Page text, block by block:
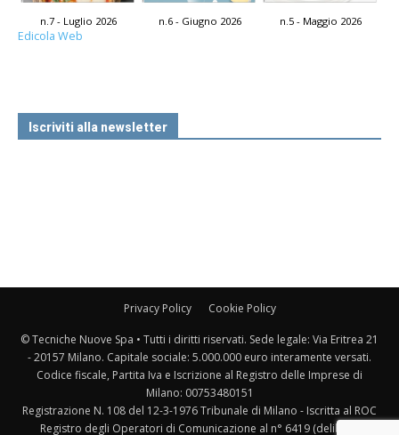
n.7 - Luglio 2026 n.6 - Giugno 2026 n.5 - Maggio 2026
Edicola Web
Iscriviti alla newsletter
Privacy Policy Cookie Policy
© Tecniche Nuove Spa • Tutti i diritti riservati. Sede legale: Via Eritrea 21
- 20157 Milano. Capitale sociale: 5.000.000 euro interamente versati.
Codice fiscale, Partita Iva e Iscrizione al Registro delle Imprese di
Milano: 00753480151
Registrazione N. 108 del 12-3-1976 Tribunale di Milano - Iscritta al ROC
Registro degli Operatori di Comunicazione al n° 6419 (delibera